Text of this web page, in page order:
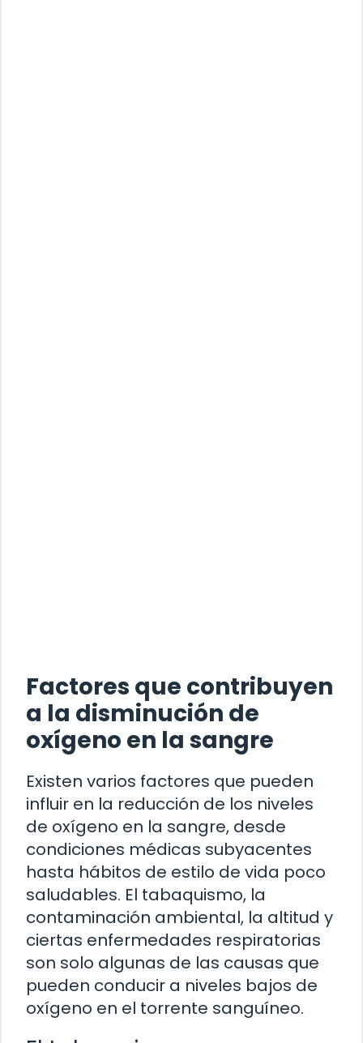
Factores que contribuyen
a la disminución de
oxígeno en la sangre
Existen varios factores que pueden
influir en la reducción de los niveles
de oxígeno en la sangre, desde
condiciones médicas subyacentes
hasta hábitos de estilo de vida poco
saludables. El tabaquismo, la
contaminación ambiental, la altitud y
ciertas enfermedades respiratorias
son solo algunas de las causas que
pueden conducir a niveles bajos de
oxígeno en el torrente sanguíneo.